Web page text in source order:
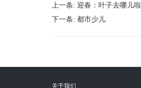
上一条: 迎春：叶子去哪儿啦
下一条: 都市少儿
关于我们